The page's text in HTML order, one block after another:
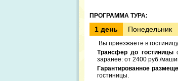
ПРОГРАММА ТУРА:
1 день Понедельник
Вы приезжаете в
Трансфер до гостиницыс
заранее: от 2400 руб./
Гарантированное
гостиницы.